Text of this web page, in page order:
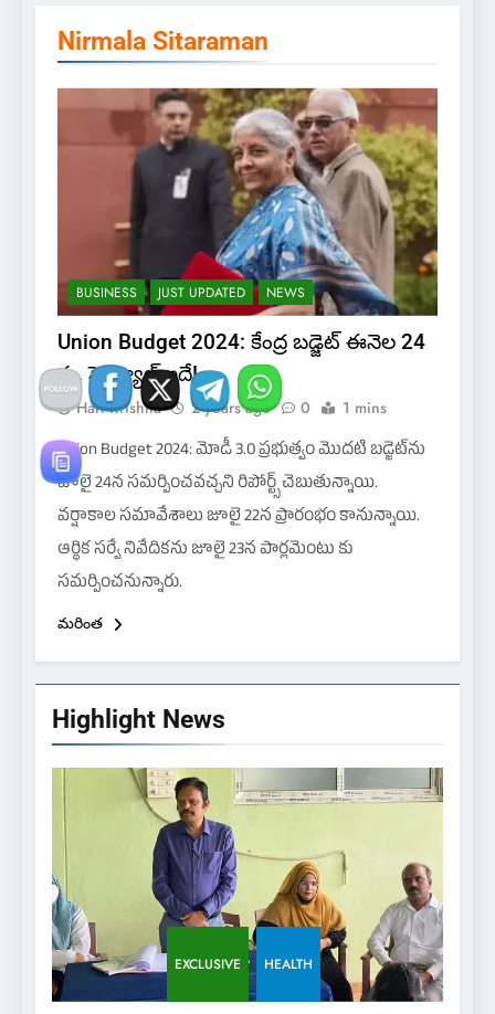
Highlight News
EXCLUSIVE HEALTH
Nirmala Sitaraman
BUSINESS JUST UPDATED NEWS
Union Budget 2024: కేంద్ర బడ్జెట్ ఈనెల 24
న.. షెడ్యూల్ ఇదే!
Hari Krishna 2 years ago 0 1 mins
Union Budget 2024: మోడీ 3.0 ప్రభుత్వం మొదటి బడ్జెట్‌ను
జూలై 24న సమర్పించవచ్చని రిపోర్ట్స్ చెబుతున్నాయి.
వర్షాకాల సమావేశాలు జూలై 22న ప్రారంభం కానున్నాయి.
ఆర్థిక సర్వే నివేదికను జూలై 23న పార్లమెంటు కు
సమర్పించనున్నారు.
మరింత